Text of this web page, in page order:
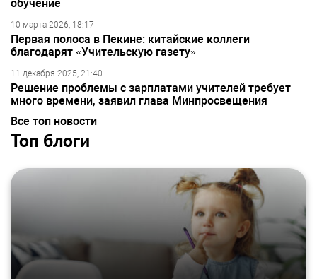
обучение
10 марта 2026, 18:17
Первая полоса в Пекине: китайские коллеги
благодарят «Учительскую газету»
11 декабря 2025, 21:40
Решение проблемы с зарплатами учителей требует
много времени, заявил глава Минпросвещения
Все топ новости
Топ блоги